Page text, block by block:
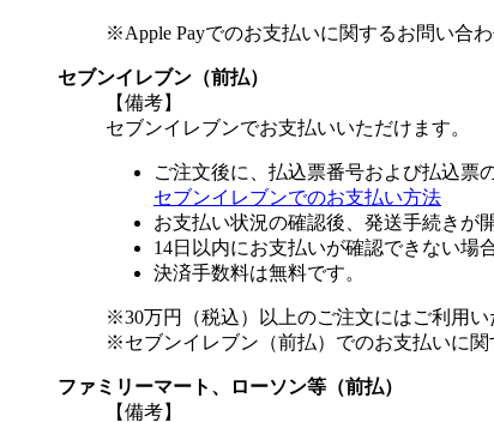
※Apple Payでのお支払いに関するお問い合
セブンイレブン（前払）
【備考】
セブンイレブンでお支払いいただけます。
ご注文後に、払込票番号および払込票
セブンイレブンでのお支払い方法
お支払い状況の確認後、発送手続きが
14日以内にお支払いが確認できない場
決済手数料は無料です。
※30万円（税込）以上のご注文にはご利用い
※セブンイレブン（前払）でのお支払いに関
ファミリーマート、ローソン等（前払）
【備考】